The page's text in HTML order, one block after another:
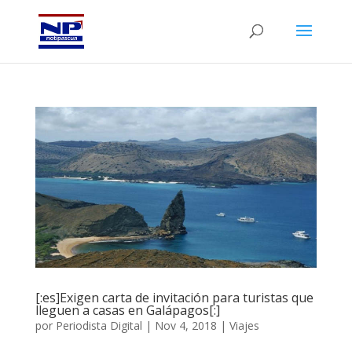
[:es]Exigen carta de invitación para turistas que
lleguen a casas en Galápagos[:]
por Periodista Digital | Nov 4, 2018 | Viajes